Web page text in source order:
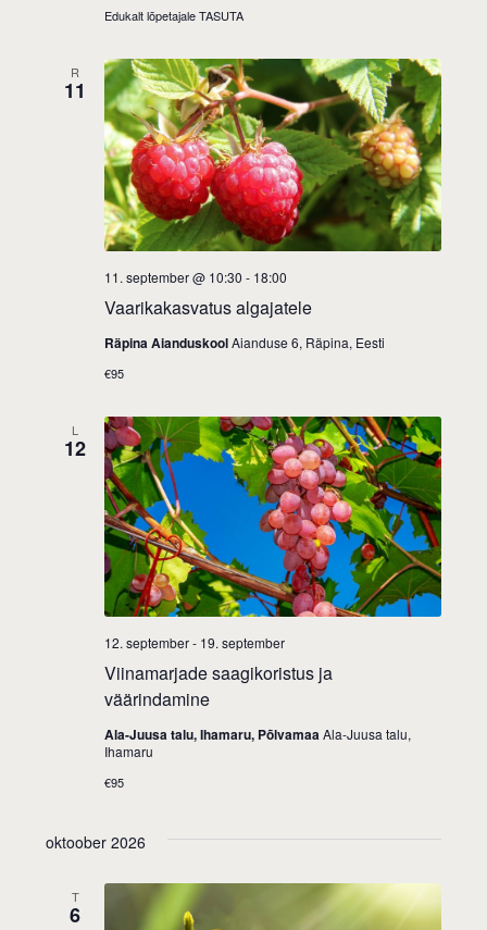
Edukalt lõpetajale TASUTA
R
11
Vaarikakasvatus algajatele
11. september @ 10:30 - 18:00
Räpina AianduskoolAianduse 6, Räpina, Eesti
€95
L
12
Viinamarjade saagikoristus ja
väärindamine
12. september- 19. september
Ala-Juusa talu, Ihamaru, PõlvamaaAla-Juusa talu,
Ihamaru
€95
oktoober 2026
T
6